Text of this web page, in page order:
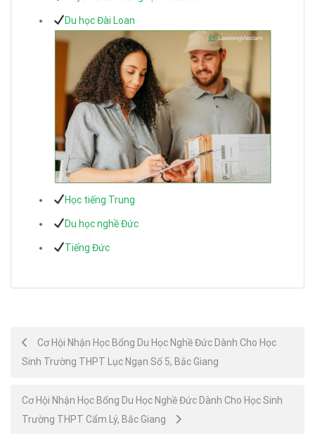
Du học Đài Loan
Học tiếng Trung
Du học nghề Đức
Tiếng Đức
Post
navigation
Cơ Hội Nhận Học Bổng Du Học Nghề Đức Dành Cho Học
Sinh Trường THPT Lục Ngạn Số 5, Bắc Giang
Cơ Hội Nhận Học Bổng Du Học Nghề Đức Dành Cho Học Sinh
Trường THPT Cẩm Lý, Bắc Giang